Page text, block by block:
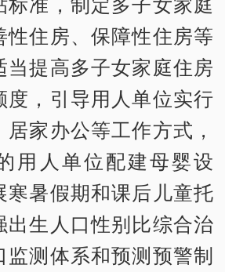
性住房、保障性住房等
当提高多子女家庭住房
度，引导用人单位实行
家办公等工作方式，
用人单位配建母婴设
寒暑假期和课后儿童托
出生人口性别比综合治
监测体系和预测预警制